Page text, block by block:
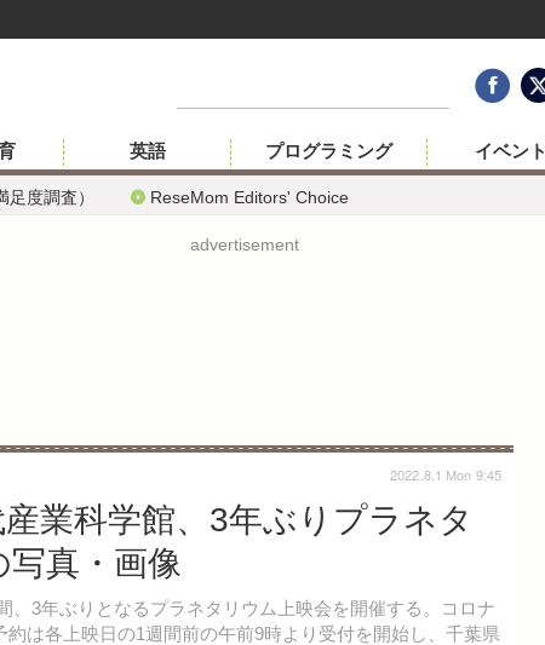
度調査） ReseMom Editors' Choice
英語 プログラミング イベント
advertisement
業科学館、3年ぶりプラネタ
真・画像
3年ぶりとなるプラネタリウム上映会を開催する。コロナ
は各上映日の1週間前の午前9時より受付を開始し、千葉県
2022.8.1 Mon 9:45